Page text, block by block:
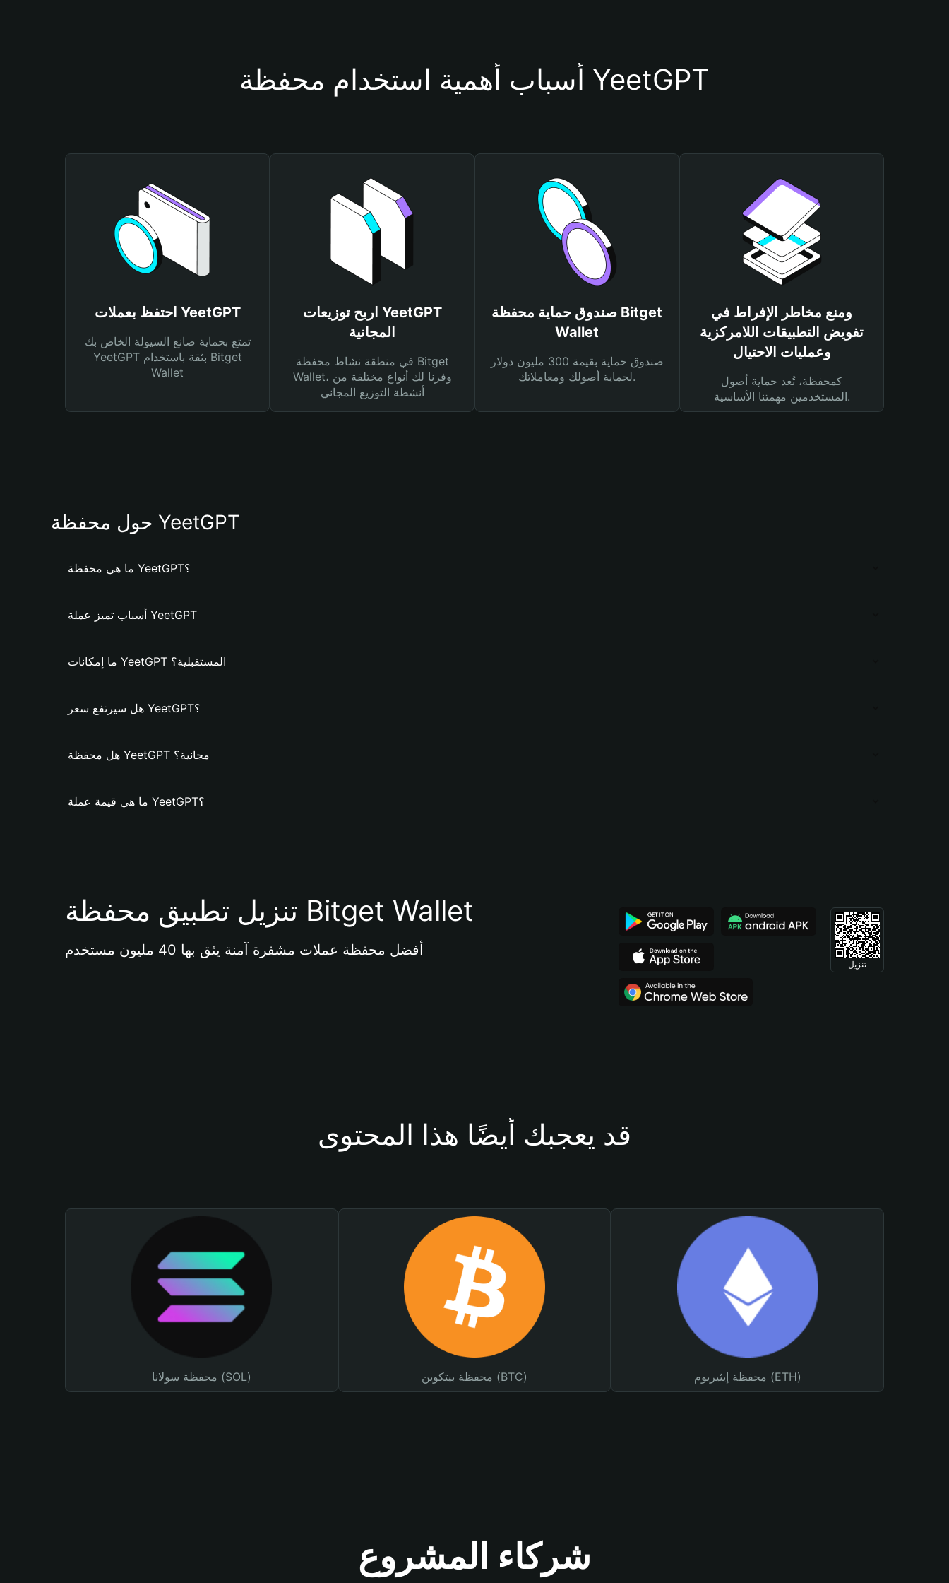
أسباب أهمية استخدام محفظة YeetGPT
احتفظ بعملات YeetGPT
تمتع بحماية صانع السيولة الخاص بك
YeetGPT بثقة باستخدام Bitget
Wallet
اربح توزيعات YeetGPT
المجانية
في منطقة نشاط محفظة Bitget
Wallet، وفرنا لك أنواع مختلفة من
أنشطة التوزيع المجاني
صندوق حماية محفظة Bitget
Wallet
صندوق حماية بقيمة 300 مليون دولار
لحماية أصولك ومعاملاتك.
ومنع مخاطر الإفراط في
تفويض التطبيقات اللامركزية
وعمليات الاحتيال
كمحفظة، تُعد حماية أصول
المستخدمين مهمتنا الأساسية.
حول محفظة YeetGPT
ما هي محفظة YeetGPT؟
أسباب تميز عملة YeetGPT
ما إمكانات YeetGPT المستقبلية؟
هل سيرتفع سعر YeetGPT؟
هل محفظة YeetGPT مجانية؟
ما هي قيمة عملة YeetGPT؟
تنزيل تطبيق محفظة Bitget Wallet
أفضل محفظة عملات مشفرة آمنة يثق بها 40 مليون مستخدم
تنزيل
قد يعجبك أيضًا هذا المحتوى
محفظة سولانا (SOL) محفظة بيتكوين (BTC) محفظة إيثيريوم (ETH)
شركاء المشروع